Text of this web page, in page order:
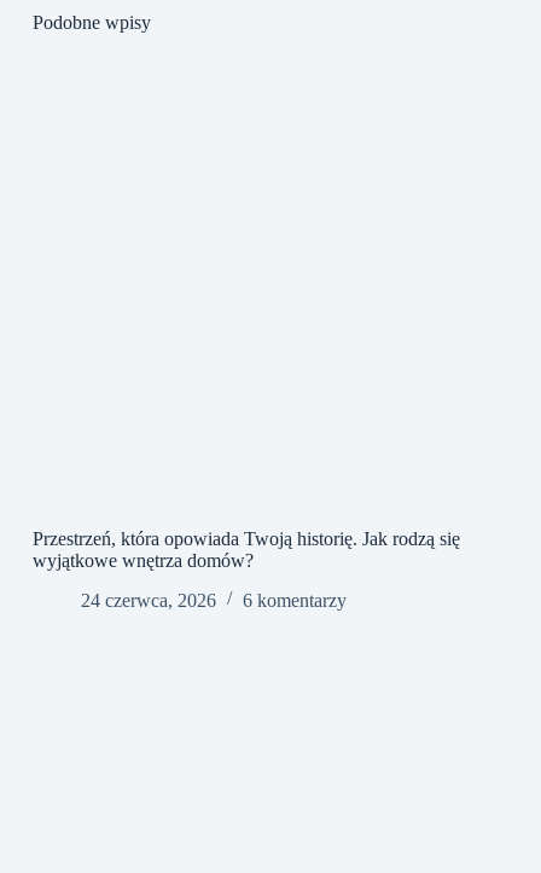
Podobne wpisy
Przestrzeń, która opowiada Twoją historię. Jak rodzą się
wyjątkowe wnętrza domów?
24 czerwca, 2026
6 komentarzy